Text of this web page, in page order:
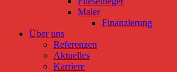
Maler
Finanzierung
Über uns
Referenzen
Aktuelles
Karriere